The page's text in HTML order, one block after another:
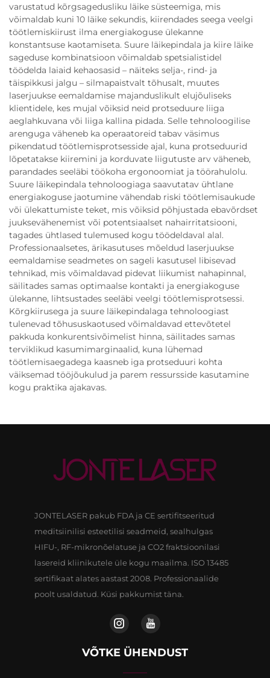
varustatud kõrgsagedusliku läike süsteemiga, mis
võimaldab kuni 10 läike sekundis, kiirendades seega veelgi
töötlemiskiirust ilma energiakoguse ülekanne
konstantsuse kaotamiseta. Suure läikepindala ja kiire läike
sageduse kombinatsioon võimaldab spetsialistidel
töödelda laiaid kehaosasid – näiteks selja-, rind- ja
täispikkusi jalgu – silmapaistvalt tõhusalt, muutes
laserjuukse eemaldamise majanduslikult elujõuliseks
klientidele, kes mujal võiksid neid protseduure liiga
aeglahkuvana või liiga kallina pidada. Selle tehnoloogilise
arenguga väheneb ka operaatoreid tabav väsimus
pikendatud töötlemisprotsesside ajal, kuna protseduurid
lõpetatakse kiiremini ja korduvate liigutuste arv väheneb,
parandades seeläbi töökoha ergonoomiat ja töörahulolu.
Suure läikepindala tehnoloogiaga saavutatav ühtlane
energiakoguse jaotumine vähendab riski töötlemisaukude
või ülekattumiste teket, mis võiksid põhjustada ebavõrdset
juuksevähenemist või potentsiaalset nahairritatsiooni,
tagades ühtlased tulemused kogu töödeldaval alal.
Professionaalsetes, ärikasutuses mõeldud laserjuukse
eemaldamise seadmetes on sageli kasutusel libisevad
tehnikad, mis võimaldavad pidevat liikumist nahapinnal,
säilitades samas optimaalse kontakti ja energiakoguse
ülekanne, lihtsustades seeläbi veelgi töötlemisprotsessi.
Kõrgkiirusega ja suure läikepindalaga tehnoloogiast
tulenevad tõhususkaotused võimaldavad ettevõtetel
pakkuda konkurentsivõimelist hinna, säilitades samas
terviklikud kasumimarginaalid, kuna lühemad
töötlemisaegadega kaasneb iga protseduuri kohta
väiksemad tööjõukulud ja parem ressursside kasutamine
kogu praktika ajakavas.
JONTELASER pakub FDA ja CE sertifitseeritud
meditsiinilisi esteetilisi seadmeid, sealhulgas
HIFU-, RF-mikronõelatuse ja CO2 fraktsioonilasi
lasereid kliinikutele üle kogu maailma. ISO 13485
sertifikaat alates aastast 2008. Professionaalide
poolt usaldatud. Küsi pakkumist täna.
VÕTKE ÜHENDUST